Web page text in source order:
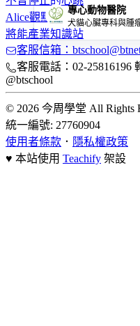
Alice觀點
將能產業知識站
專心動物醫院
犬貓心臟專科與腫
客服信箱：
客服電話：02-25816196
@btschool
© 2026 今周學堂 All Rights
統一編號: 27760904
使用者條款 ． 隱私權政策
♥ 本站使用 Teachify 架設